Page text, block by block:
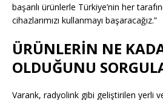
başarılı ürünlerle Türkiye’nin her
cihazlarımızı kullanmayı başaracağız.”
ÜRÜNLERİN NE
OLDUĞUNU
Varank, radyolink gibi geliştirilen yerli